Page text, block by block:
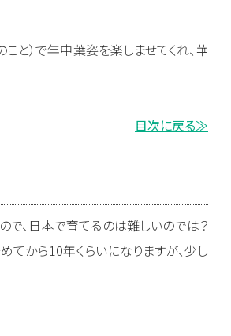
と）で年中葉姿を楽しませてくれ、華
目次に戻る≫
、日本で育てるのは難しいのでは？
てから10年くらいになりますが、少し